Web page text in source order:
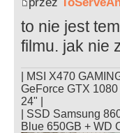
to nie jest
filmu. jak nie
| MSI X470
GeForce GTX
24" |
| SSD Samsung
Blue 650GB + WD